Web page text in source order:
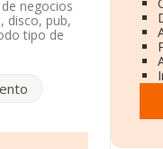
negocios
disco, pub,
tipo de
como
en
Piso 3 10,